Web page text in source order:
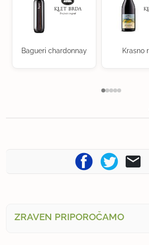
Bagueri chardonnay Krasno
ZRAVEN PRIPOROČAMO